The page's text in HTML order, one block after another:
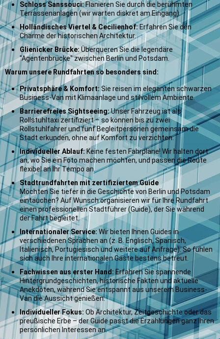
Schloss Sanssouci:Flanieren Sie durch die berühmten
Terrassenanlagen (wir warten diskret am Eingang).
Holländisches Viertel & Cecilienhof: Erfahren Sie den
Charme der historischen Architektur.
Glienicker Brücke: Überqueren Sie die legendäre
"Agentenbrücke" zwischen Berlin und Potsdam.
Warum unsere Rundfahrten so besonders sind:
Privatsphäre & Komfort:Sie reisen im eleganten schwarzen
Business-Van mit Klimaanlage und stilvollem Ambiente.
Barrierefreies Sightseeing:Unser Fahrzeug ist als
Rollstuhltaxi zertifiziert – so können bis zu zwei
Rollstuhlfahrer und fünf Begleitpersonen gemeinsam die
Stadt erkunden, ohne auf Komfort zu verzichten.
Individueller Ablauf:Keine festen Fahrpläne! Wir halten dort
an, wo Sie ein Foto machen möchten, und passen die Route
flexibel an Ihr Tempo an.
Stadtrundfahrten mit zertifiziertem Guide
Möchten Sie tiefer in die Geschichte von Berlin und Potsdam
eintauchen? Auf Wunsch organisieren wir für Ihre Rundfahrt
einen professionellen Stadtführer (Guide), der Sie während
der Fahrt begleitet.
Internationaler Service: Wir bieten Ihnen Guides in
verschiedenen Sprachen an (z. B. Englisch, Spanisch,
Italienisch, Portugiesisch und weitere auf Anfrage). So fühlen
sich auch Ihre internationalen Gäste bestens betreut.
Fachwissen aus erster Hand:Erfahren Sie spannende
Hintergrundgeschichten, historische Fakten und aktuelle
Anekdoten, während Sie entspannt aus unserem Business-
Van die Aussicht genießen.
Individueller Fokus: Ob Architektur, Zeitgeschichte oder das
preußische Erbe – der Guide passt die Erzählungen ganz Ihren
persönlichen Interessen an.